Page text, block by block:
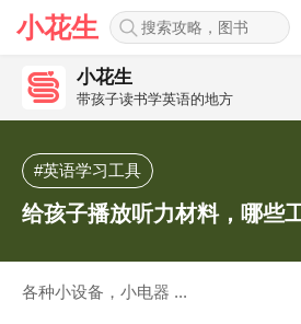
小花生
小花生
带孩子读书学英语的地方
#英语学习工具
给孩子播放听力材料，哪些
各种小设备，小电器 ...